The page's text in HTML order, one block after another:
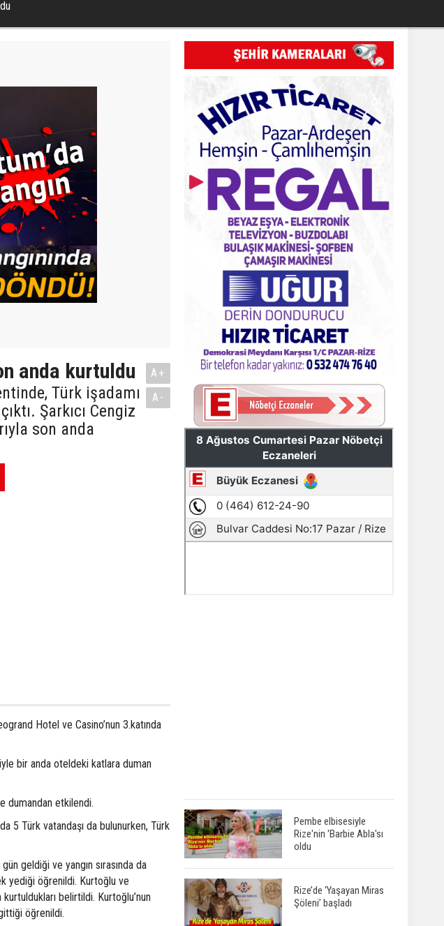
anda kurtuldu
Türk işadamı
Şarkıcı Cengiz
son anda
A+
A-
Hotel ve Casino’nun 3.katında
bir anda oteldeki katlara duman
dumandan etkilendi.
5 Türk vatandaşı da bulunurken, Türk
geldiği ve yangın sırasında da
yediği öğrenildi. Kurtoğlu ve
belirtildi. Kurtoğlu’nun
öğrenildi.
Pembe elbisesiyle
Rize'nin 'Barbie Abla'sı
oldu
Rize’de ‘Yaşayan Miras
Şöleni’ başladı